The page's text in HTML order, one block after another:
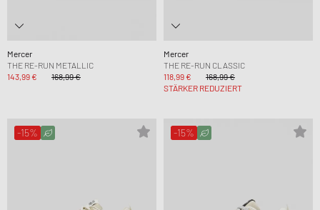
Mercer
THE RE-RUN METALLIC
143,99 €
168,99 €
Mercer
THE RE-RUN CLASSIC
118,99 €
168,99 €
STÄRKER REDUZIERT
-15% -15%